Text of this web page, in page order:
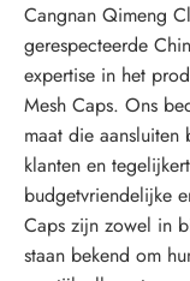
Cangnan Qimeng
gerespecteerde
expertise in het
Mesh Caps. Ons
maat die
klanten en
budgetvriendelijke
Caps zijn zowel in
staan ​​bekend om